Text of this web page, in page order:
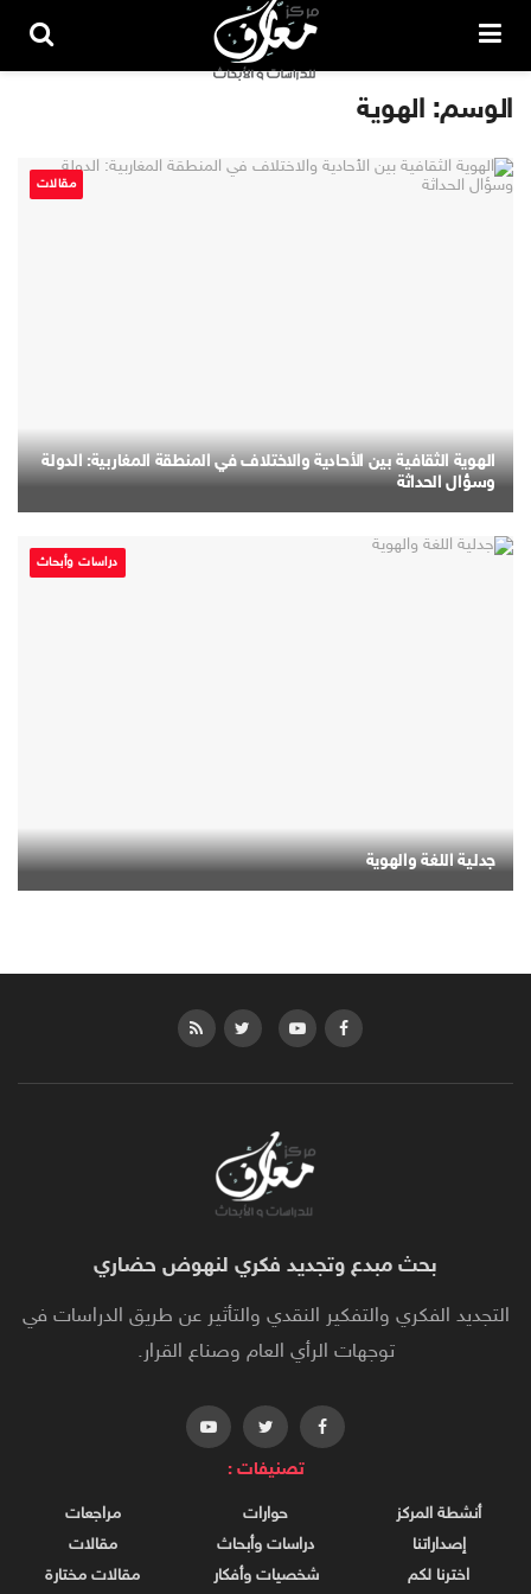
الوسم: الهوية
مقالات
الهوية الثقافية بين الأحادية والاختلاف في المنطقة المغاربية: الدولة
وسؤال الحداثة
دراسات وأبحاث
جدلية اللغة والهوية
بحث مبدع وتجديد فكري لنهوض حضاري
التجديد الفكري والتفكير النقدي والتأثير عن طريق الدراسات في
توجهات الرأي العام وصناع القرار.
تصنيفات :
أنشطة المركز
إصداراتنا
اخترنا لكم
حوارات
دراسات وأبحاث
شخصيات وأفكار
مراجعات
مقالات
مقالات مختارة